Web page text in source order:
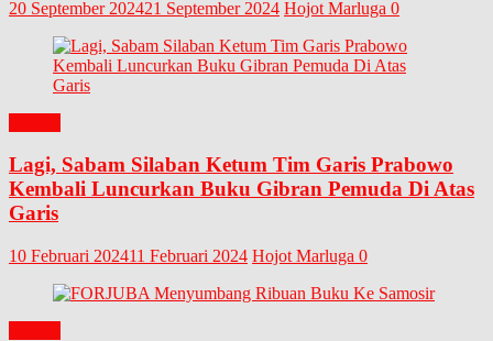
20 September 202421 September 2024 Hojot Marluga 0
Lagi, Sabam Silaban Ketum Tim Garis Prabowo
Kembali Luncurkan Buku Gibran Pemuda Di Atas
Garis
10 Februari 202411 Februari 2024 Hojot Marluga 0